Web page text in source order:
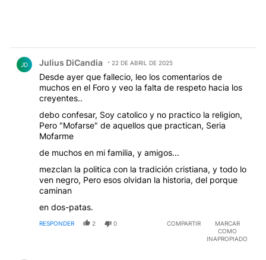
JD Julius DiCandia 22 DE ABRIL DE 2025
Desde ayer que fallecio, leo los comentarios de
muchos en el Foro y veo la falta de respeto hacia los
creyentes..
debo confesar, Soy catolico y no practico la religion,
Pero "Mofarse" de aquellos que practican, Seria
Mofarme
de muchos en mi familia, y amigos...
mezclan la politica con la tradición cristiana, y todo lo
ven negro, Pero esos olvidan la historia, del porque
caminan
en dos-patas.
RESPONDER 2 0 COMPARTIR
MARCAR
COMO
INAPROPIADO